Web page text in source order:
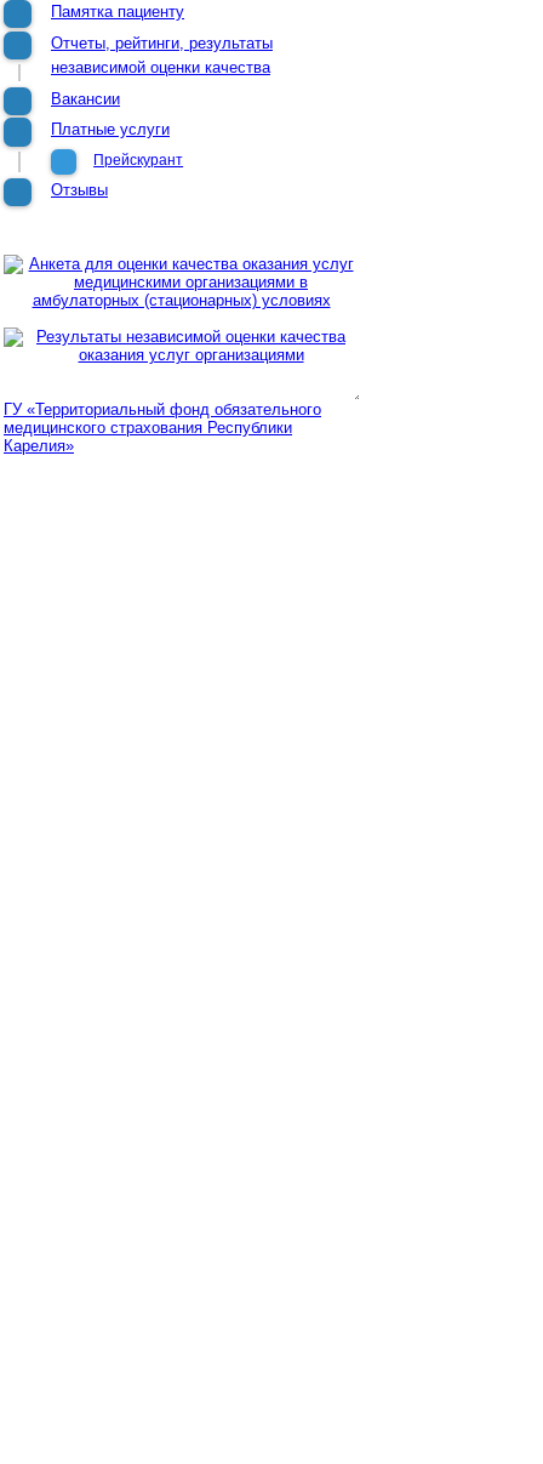
Памятка пациенту
Отчеты, рейтинги, результаты
независимой оценки качества
Вакансии
Платные услуги
Прейскурант
Отзывы
ГУ «Территориальный фонд обязательного
медицинского страхования Республики
Карелия»